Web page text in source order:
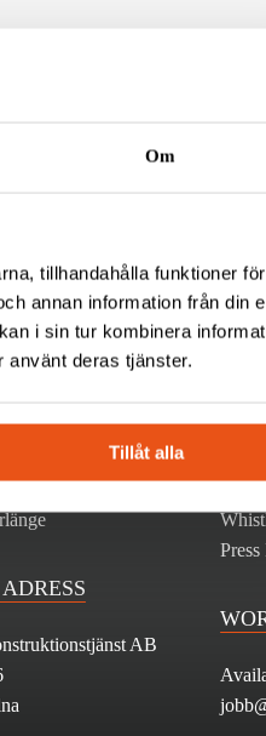
Om
tillhandahålla funktioner för
annan information från din
i sin tur kombinera
använt deras tjänster.
Tillåt alla
Boulevard 50
169 04 Solna
1
AB